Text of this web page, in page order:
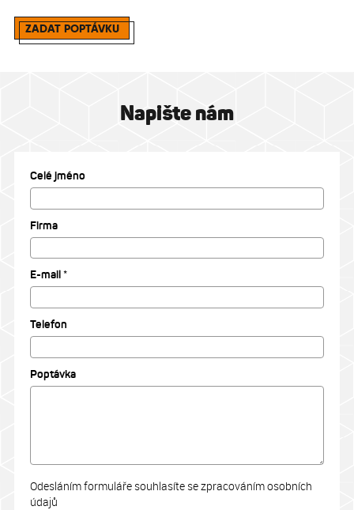
ZADAT POPTÁVKU
Napište nám
Celé jméno
Firma
E-mail *
Telefon
Poptávka
Odesláním formuláře souhlasíte se zpracováním osobních
údajů